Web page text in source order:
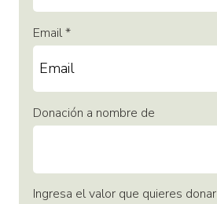
Email
Donación a nombre de
Ingresa el valor que quieres donar